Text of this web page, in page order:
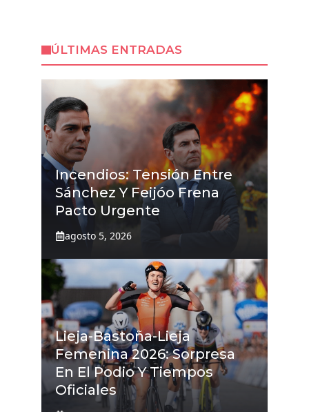
ÚLTIMAS ENTRADAS
Incendios: Tensión Entre
Sánchez Y Feijóo Frena
Pacto Urgente
agosto 5, 2026
Lieja-Bastoña-Lieja
Femenina 2026: Sorpresa
En El Podio Y Tiempos
Oficiales